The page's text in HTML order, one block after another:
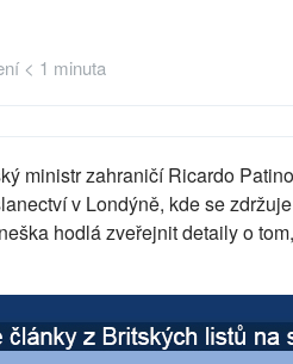
< 1 minuta
ministr zahraničí Ricardo
v Londýně, kde se
hodlá zveřejnit detaily o